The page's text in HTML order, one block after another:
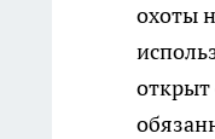
охоты